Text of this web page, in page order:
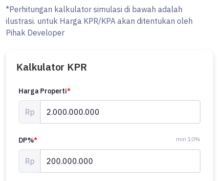
*Perhitungan kalkulator simulasi di bawah adalah
ilustrasi. untuk Harga KPR/KPA akan ditentukan oleh
Pihak Developer
Kalkulator KPR
Harga Properti*
Rp
DP%* min 10%
Rp